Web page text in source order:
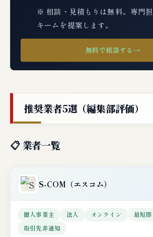
※ 相談・見積もりは無料。専門
キームを提案します。
無料で相談する →
推奨業者5選（編集部評価）
📋 業者一覧
S-COM （エスコム）
個人事業主 法人 オンライン
最短即
取引先非通知